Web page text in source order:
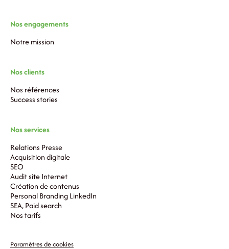
Nos engagements
Notre mission
Nos clients
Nos références
Success stories
Nos services
Relations Presse
Acquisition digitale
SEO
Audit site Internet
Création de contenus
Personal Branding LinkedIn
SEA, Paid search
Nos tarifs
Paramètres de cookies